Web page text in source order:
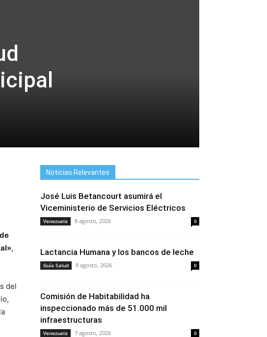
,
del
Noticias Relevantes
José Luis Betancourt asumirá el
Viceministerio de Servicios Eléctricos
Venezuela 8 agosto, 2026 0
Lactancia Humana y los bancos de leche
Guía Salud 8 agosto, 2026 0
Comisión de Habitabilidad ha
inspeccionado más de 51.000 mil
infraestructuras
Venezuela 7 agosto, 2026 0